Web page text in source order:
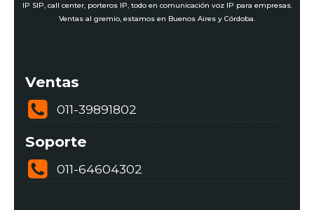
IP SIP, call center, porteros IP, todo en comunicación voz IP para empresas.
Ventas al gremio, estamos en Buenos Aires y Córdoba.
Ventas
011-39891802
Soporte
011-64604302